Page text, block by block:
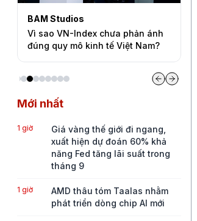
BAM Studios
Vì sao VN-Index chưa phản ánh
đúng quy mô kinh tế Việt Nam?
Mới nhất
1 giờ
Giá vàng thế giới đi ngang,
xuất hiện dự đoán 60% khả
năng Fed tăng lãi suất trong
tháng 9
1 giờ
AMD thâu tóm Taalas nhằm
phát triển dòng chip AI mới